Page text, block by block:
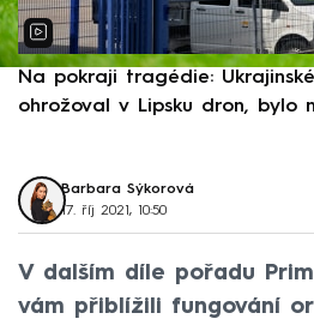
Na pokraji tragédie:
ohrožoval v Lipsku dron, bylo
Barbara Sýkorová
17. říj 2021, 10:50
V dalším díle pořadu
vám přiblížili fungování